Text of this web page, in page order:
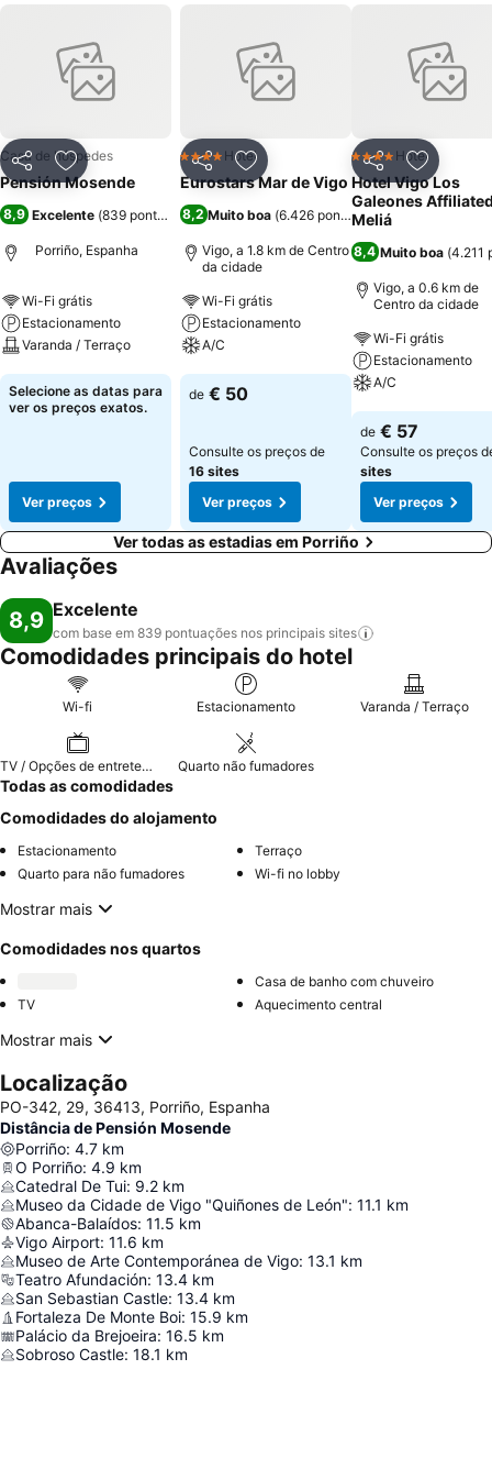
PartilharAdicionar aos favoritos
Casa de hóspedes
Pensión Mosende
8,9 Excelente (839 pontuações)
Porriño, Espanha
Wi-Fi grátis
Estacionamento
Varanda / Terraço
Ver preços
Selecione as datas para
ver os preços exatos.
Ver preços
PartilharAdicionar aos favoritos
4 EstrelasHotel
Eurostars Mar de Vigo
8,2 Muito boa (6.426 pontuações)
Vigo, a 1.8 km de Centro
da cidade
Wi-Fi grátis
Estacionamento
A/C
Ver preços
de € 50
Consulte os preços de
16 sites
Ver preços
Partilhar
4 EstrelasHotel
Hotel Vigo Los
Galeones
Meliá
8,4 Muito boa (4.211
Vigo, a 0.6 km de
Centro da cidade
Wi-Fi grátis
Estacionamento
A/C
Ver preços
de € 57
Consulte os preços
sites
Ver preços
Ver todas as estadias em Porriño
Avaliações
8,9 Excelente
com base em 839 pontuações nos principais sites
Comodidades principais do hotel
Wi-fi Estacionamento Varanda / Terraço
TV / Opções de entretenimento Quarto não fumadores
Todas as comodidades
Comodidades do alojamento
Estacionamento
Terraço
Quarto para não fumadores
Wi-fi no lobby
Mostrar mais
Comodidades nos quartos
Casa de banho com chuveiro
TV
Aquecimento central
Mostrar mais
Localização
PO-342, 29, 36413, Porriño, Espanha
Distância de Pensión Mosende
Porriño: 4.7 km
O Porriño: 4.9 km
Catedral De Tui: 9.2 km
Museo da Cidade de Vigo "Quiñones de León": 11.1 km
Abanca-Balaídos: 11.5 km
Vigo Airport: 11.6 km
Museo de Arte Contemporánea de Vigo: 13.1 km
Teatro Afundación: 13.4 km
San Sebastian Castle: 13.4 km
Fortaleza De Monte Boi: 15.9 km
Palácio da Brejoeira: 16.5 km
Sobroso Castle: 18.1 km